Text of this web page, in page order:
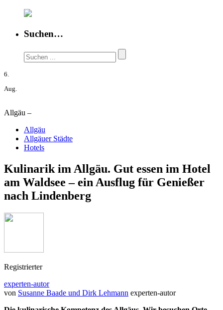
Suchen…
6.
Aug.
Allgäu –
Allgäu
Allgäuer Städte
Hotels
Kulinarik im Allgäu. Gut essen im Hotel
am Waldsee – ein Ausflug für Genießer
nach Lindenberg
Registrierter
experten-autor
von Susanne Baade und Dirk Lehmann experten-autor